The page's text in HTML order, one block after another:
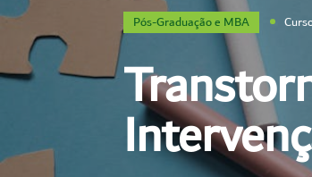
Pós-Graduação e MBA